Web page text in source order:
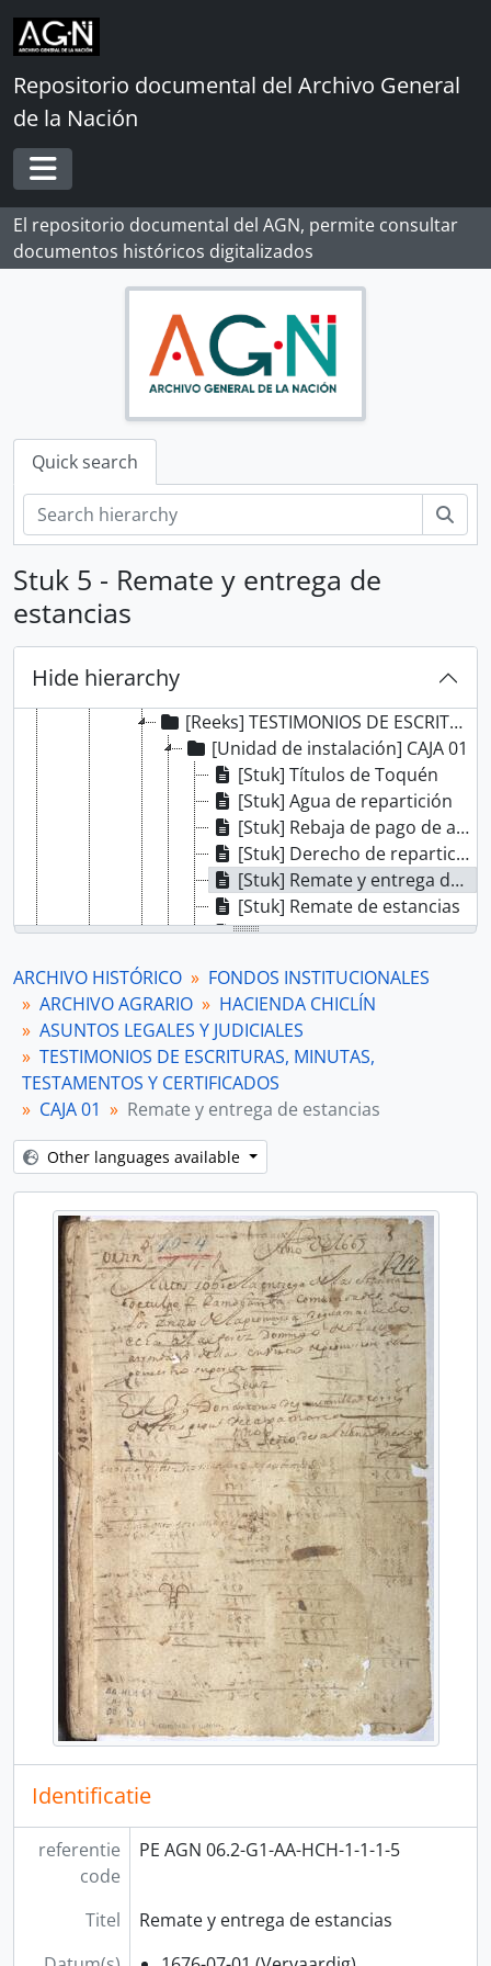
Skip to main content
Repositorio documental del Archivo General
de la Nación
Toggle navigation
El repositorio documental del AGN, permite consultar
documentos históricos digitalizados
Quick search
Stuk 5 - Remate y entrega de
estancias
Hide hierarchy
[Record group] ARCHIVO HISTÓRICO
[Agrupación documental] FONDOS INSTITUCIONALES
[Archief] CABILDO DE LIMA
[Archief] GUERRA Y MARINA
[Archief] TRIBUNAL DE MINERÍA
[Archief] CORTE SUPERIOR DE JUSTICIA
[Archief] MINISTERIO DE GOBIERNO Y POLICÍA
[Archief] MINISTERIO DE HACIENDA Y COMERCIO
[Archief] COMISIÓN NACIONAL DEL SESQUICENTENARIO DE LA INDEPENDENCIA DEL PERÚ
[Archief] ARCHIVO AGRARIO
[Deelarchief] HACIENDA CASA GRANDE
[Deelarchief] HACIENDA CHICLÍN
[Sección] ASUNTOS LEGALES Y JUDICIALES
[Reeks] TESTIMONIOS DE ESCRITURAS, MINUTAS, TESTAMENTOS Y CERTIFICADOS
[Unidad de instalación] CAJA 01
[Stuk] Títulos de Toquén
[Stuk] Agua de repartición
[Stuk] Rebaja de pago de arrendamiento
[Stuk] Derecho de repartición de agua
[Stuk] Remate y entrega de estancias
[Stuk] Remate de estancias
[Stuk] Remate de estancias
[Stuk] Arrendamiento de estancias
[Stuk] Testamento
[Unidad de instalación] CAJA 02
[Unidad de instalación] CAJA 03
[Unidad de instalación] CAJA 04
[Unidad de instalación] CAJA 05
[Unidad de instalación] CAJA 06
[Reeks] ACTAS DE SESIÓN
[Reeks] JUICIOS
[Reeks] CONTRATOS, CONVENIOS Y COMPROMISOS
[Deelarchief] CONOCANCHA
[Deelarchief] SAN JACINTO
[Deelarchief] SAN NICOLÁS
[Agrupación documental] FONDOS FÁCTICOS
[Agrupación documental] PROTOCOLOS NOTARIALES
[Agrupación documental] COLECCIONES
ARCHIVO HISTÓRICO
FONDOS INSTITUCIONALES
ARCHIVO AGRARIO
HACIENDA CHICLÍN
ASUNTOS LEGALES Y JUDICIALES
TESTIMONIOS DE ESCRITURAS, MINUTAS,
TESTAMENTOS Y CERTIFICADOS
CAJA 01
Remate y entrega de estancias
Other languages available
Identificatie
referentie
code
PE AGN 06.2-G1-AA-HCH-1-1-1-5
Titel
Remate y entrega de estancias